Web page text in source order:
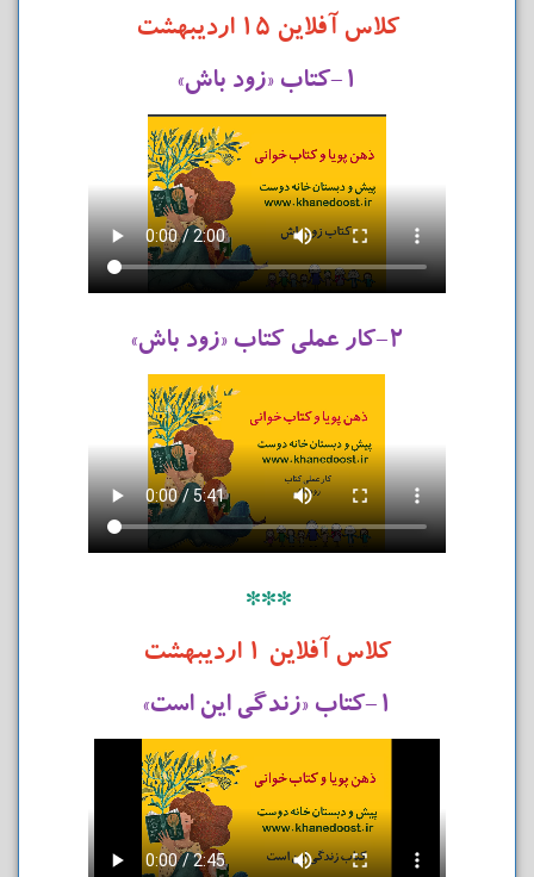
کلاس آفلاین ۱۵ اردیبهشت
۱-کتاب «زود باش»
۲-کار عملی کتاب «زود باش»
***
کلاس آفلاین ۱ اردیبهشت
۱-کتاب «زندگی این است»